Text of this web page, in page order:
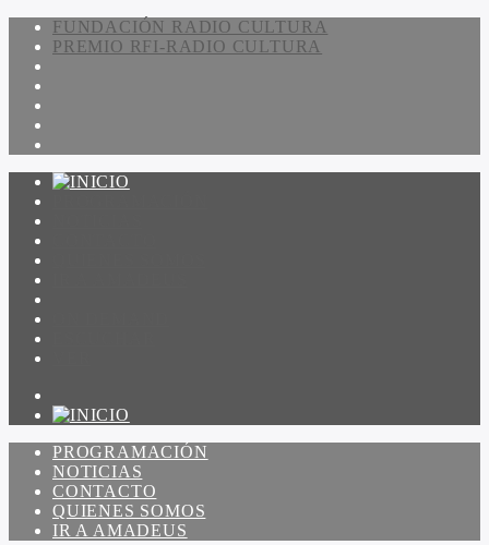
FUNDACIÓN RADIO CULTURA
PREMIO RFI-RADIO CULTURA
PROGRAMACIÓN
NOTICIAS
CONTACTO
QUIENES SOMOS
IR A AMADEUS